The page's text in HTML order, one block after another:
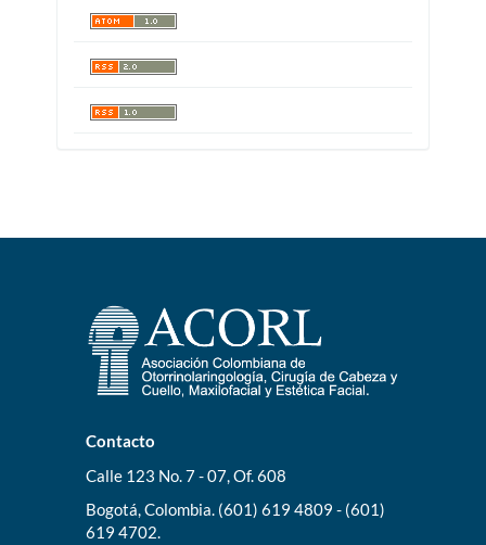
Contacto
Calle 123 No. 7 - 07, Of. 608
Bogotá, Colombia. (601) 619 4809 - (601)
619 4702.